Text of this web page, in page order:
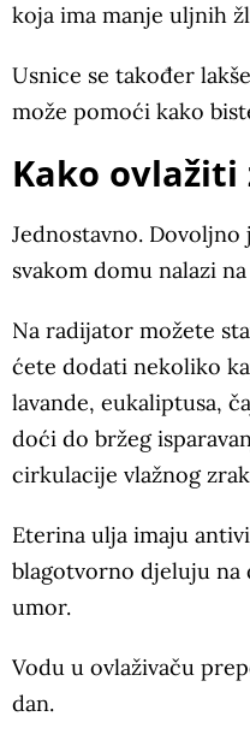
koja ima manje uljnih
Usnice se također
može pomoći kako
Kako ovlažiti
Jednostavno.
svakom domu nalazi
Na radijator možete
ćete dodati nekoliko
lavande, eukaliptusa,
doći do bržeg
cirkulacije vlažnog
Eterina ulja imaju
blagotvorno djeluju na
umor.
Vodu u ovlaživaču
dan.